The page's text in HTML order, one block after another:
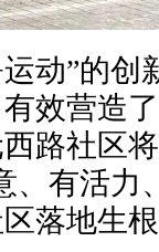
”的创
效营造
路社区
、有活力
落地生